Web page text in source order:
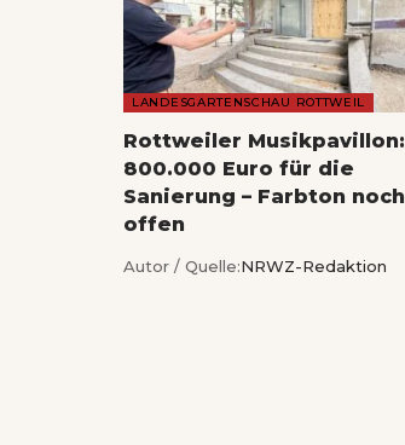
LANDESGARTENSCHAU ROTTWEIL
Rottweiler Musikpavillon:
800.000 Euro für die
Sanierung – Farbton noch
offen
Autor / Quelle:NRWZ-Redaktion